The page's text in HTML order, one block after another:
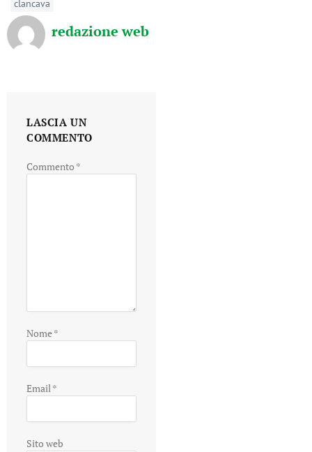
clancava
redazione web
LASCIA UN
COMMENTO
Commento *
Nome*
Email*
Sito web